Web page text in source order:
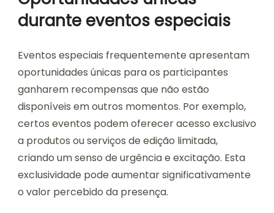
durante eventos especiais
Eventos especiais frequentemente apresentam
oportunidades únicas para os participantes
ganharem recompensas que não estão
disponíveis em outros momentos. Por exemplo,
certos eventos podem oferecer acesso exclusivo
a produtos ou serviços de edição limitada,
criando um senso de urgência e excitação. Esta
exclusividade pode aumentar significativamente
o valor percebido da presença.